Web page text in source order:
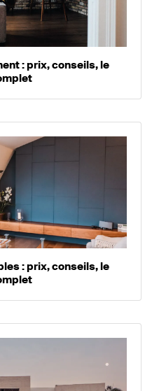
: prix, conseils, le
: prix, conseils, le